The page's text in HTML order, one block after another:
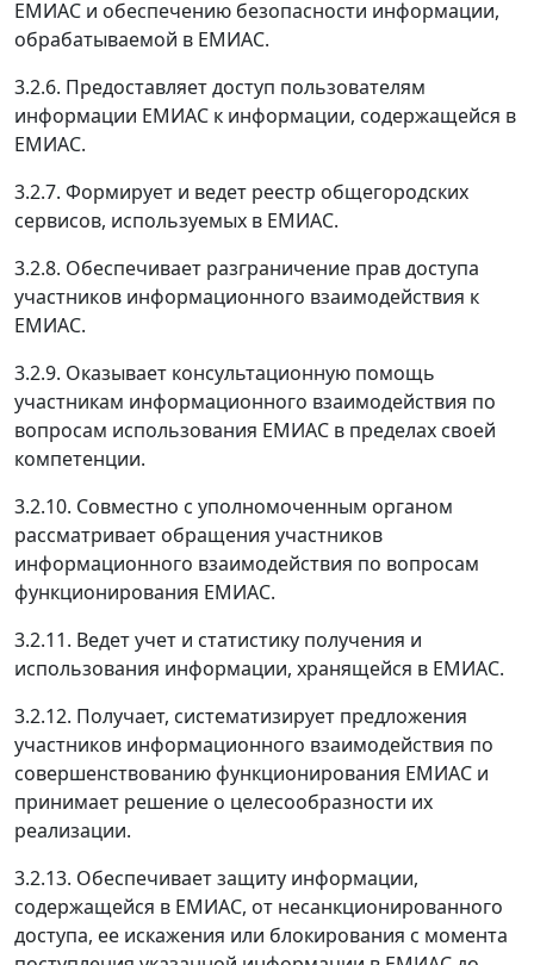
ЕМИАС и обеспечению безопасности информации,
обрабатываемой в ЕМИАС.
3.2.6. Предоставляет доступ пользователям
информации ЕМИАС к информации, содержащейся в
ЕМИАС.
3.2.7. Формирует и ведет реестр общегородских
сервисов, используемых в ЕМИАС.
3.2.8. Обеспечивает разграничение прав доступа
участников информационного взаимодействия к
ЕМИАС.
3.2.9. Оказывает консультационную помощь
участникам информационного взаимодействия по
вопросам использования ЕМИАС в пределах своей
компетенции.
3.2.10. Совместно с уполномоченным органом
рассматривает обращения участников
информационного взаимодействия по вопросам
функционирования ЕМИАС.
3.2.11. Ведет учет и статистику получения и
использования информации, хранящейся в ЕМИАС.
3.2.12. Получает, систематизирует предложения
участников информационного взаимодействия по
совершенствованию функционирования ЕМИАС и
принимает решение о целесообразности их
реализации.
3.2.13. Обеспечивает защиту информации,
содержащейся в ЕМИАС, от несанкционированного
доступа, ее искажения или блокирования с момента